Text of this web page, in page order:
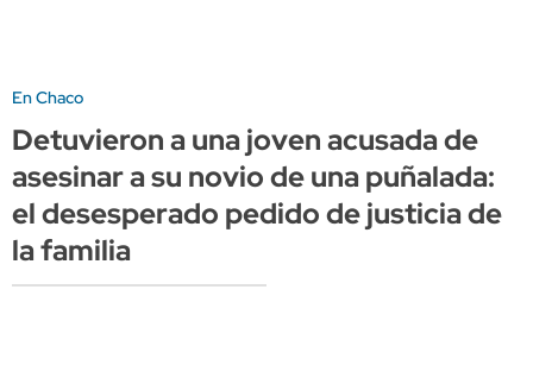
En Chaco
Detuvieron a una joven acusada de
asesinar a su novio de una puñalada:
el desesperado pedido de justicia de
la familia